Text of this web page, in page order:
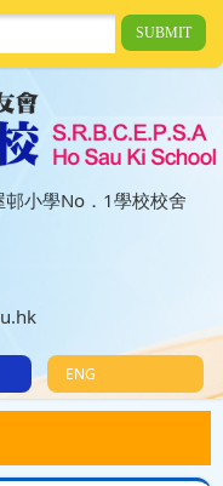
小學No．1學校校舍
ENG